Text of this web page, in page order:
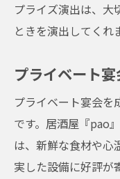
プライズ演出は、大
ときを演出してくれ
プライベート
プライベート宴会を
です。居酒屋『pao
は、新鮮な食材や心
実した設備に好評が